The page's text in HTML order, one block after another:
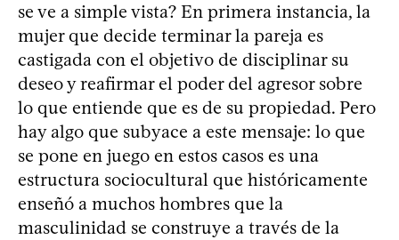
se ve a simple vista? En primera instancia, la
mujer que decide terminar la pareja es
castigada con el objetivo de disciplinar su
deseo y reafirmar el poder del agresor sobre
lo que entiende que es de su propiedad. Pero
hay algo que subyace a este mensaje: lo que
se pone en juego en estos casos es una
estructura sociocultural que históricamente
enseñó a muchos hombres que la
masculinidad se construye a través de la